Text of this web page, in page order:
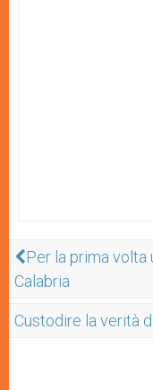
Per la prima volta
Calabria
Custodire la verità